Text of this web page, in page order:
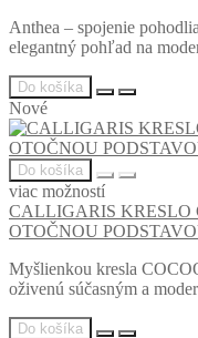
Anthea – spojenie
elegantný pohľad na
Do košíka
Nové
Do košíka
viac možností
CALLIGARIS KRESLO
OTOČNOU
Myšlienkou kresla
oživenú súčasným a
Do košíka